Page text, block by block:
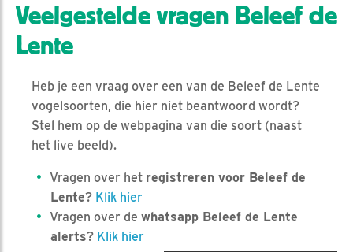
Veelgestelde vragen Beleef de
Lente
Heb je een vraag over een van de Beleef de Lente
vogelsoorten, die hier niet beantwoord wordt?
Stel hem op de webpagina van die soort (naast
het live beeld).
Vragen over het registreren voor Beleef de
Lente? Klik hier
Vragen over dewhatsapp Beleef de Lente
alerts? Klik hier